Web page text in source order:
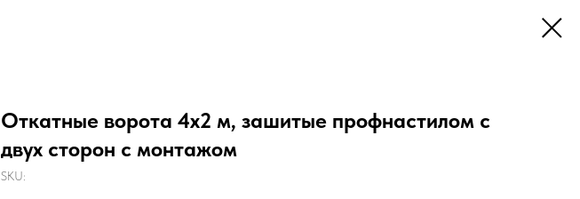
Откатные ворота 4х2 м, зашитые профнастилом с
двух сторон с монтажом
SKU: